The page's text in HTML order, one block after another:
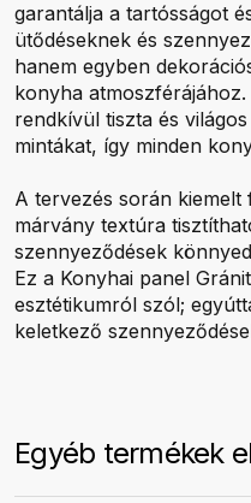
garantálja a tartósságot
ütődéseknek és
hanem egyben
konyha
rendkívül tiszta és
mintákat, így minden
A tervezés során
márvány textúra
szennyeződések
Ez a Konyhai panel
esztétikumról szól;
keletkező
Egyéb termékek